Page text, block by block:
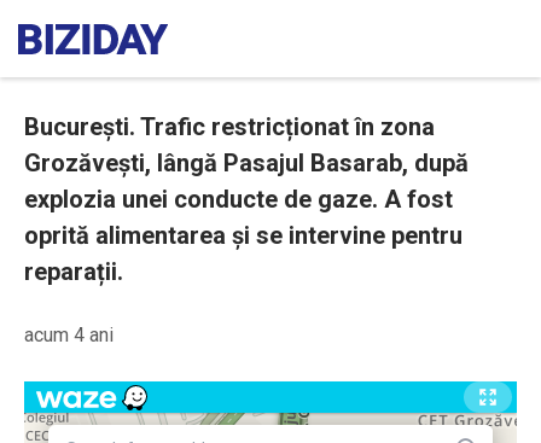
București. Trafic restricționat în zona
Grozăvești, lângă Pasajul Basarab, după
explozia unei conducte de gaze. A fost
oprită alimentarea și se intervine pentru
reparații.
acum 4 ani